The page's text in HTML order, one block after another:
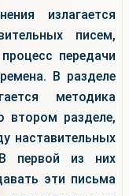
излагается
писем,
передачи
В разделе
методика
втором разделе,
наставительных
первой из них
эти письма